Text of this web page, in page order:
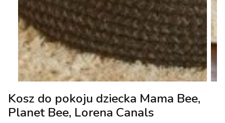
Kosz do pokoju dziecka Mama Bee,
Planet Bee, Lorena Canals